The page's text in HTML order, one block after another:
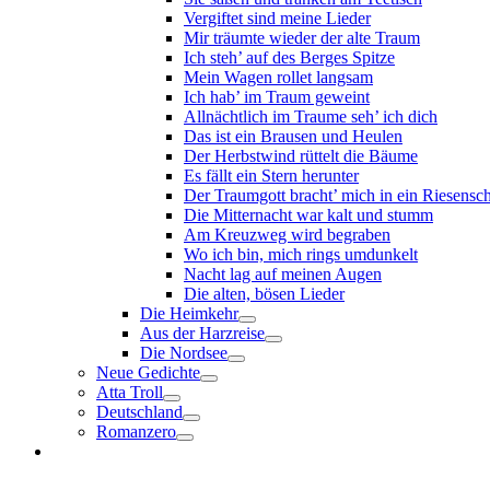
Vergiftet sind meine Lieder
Mir träumte wieder der alte Traum
Ich steh’ auf des Berges Spitze
Mein Wagen rollet langsam
Ich hab’ im Traum geweint
Allnächtlich im Traume seh’ ich dich
Das ist ein Brausen und Heulen
Der Herbstwind rüttelt die Bäume
Es fällt ein Stern herunter
Der Traumgott bracht’ mich in ein
Die Mitternacht war kalt und stumm
Am Kreuzweg wird begraben
Wo ich bin, mich rings umdunkelt
Nacht lag auf meinen Augen
Die alten, bösen Lieder
Die Heimkehr
Aus der Harzreise
Die Nordsee
Neue Gedichte
Atta Troll
Deutschland
Romanzero